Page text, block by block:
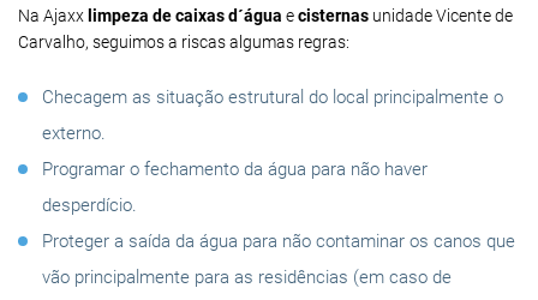
Na Ajaxx limpeza de caixas d´água ecisternas unidade Vicente de
Carvalho, seguimos a riscas algumas regras:
Checagem as situação estrutural do local principalmente o
externo.
Programar o fechamento da água para não haver
desperdício.
Proteger a saída da água para não contaminar os canos que
vão principalmente para as residências (em caso de